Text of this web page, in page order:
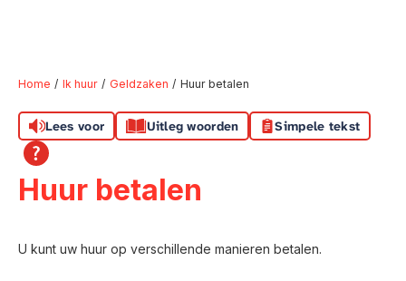
Naar hoofdinhoud
Naar hoofdnavigatiemenu
Naar zoeken
Home Ik huur Geldzaken Huur betalen
Lees voor Uitleg woorden Simpele tekst
Huur betalen
U kunt uw huur op verschillende manieren betalen.